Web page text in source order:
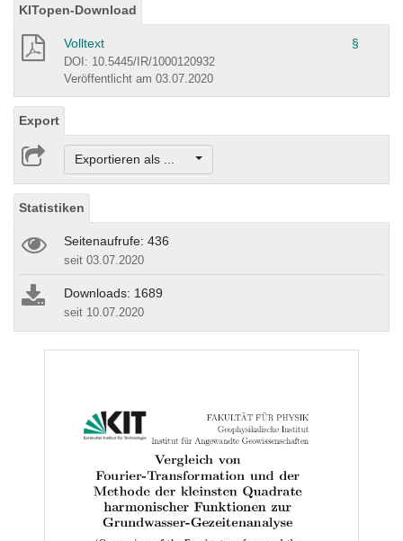
KITopen-Download
Volltext §
DOI: 10.5445/IR/1000120932
Veröffentlicht am 03.07.2020
Export
Exportieren als ...
Statistiken
Seitenaufrufe: 436
seit 03.07.2020
Downloads: 1689
seit 10.07.2020